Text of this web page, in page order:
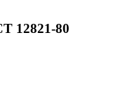
12821-80